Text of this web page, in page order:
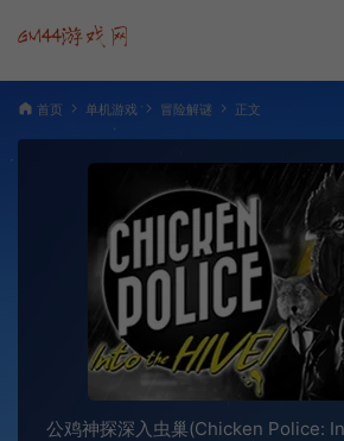
首页 单机游戏 冒险解谜 正文
公鸡神探深入虫巢(Chicken Police: